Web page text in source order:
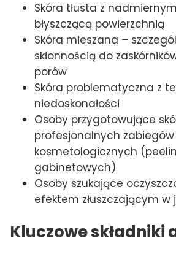
Skóra tłusta z
błyszczącą powierzchnią
Skóra mieszana –
skłonnością do
porów
Skóra problematyczna z
niedoskonałości
Osoby przygotowujące
profesjonalnych zabiegów
kosmetologicznych
gabinetowych)
Osoby szukające
efektem złuszczającym w
Kluczowe składniki